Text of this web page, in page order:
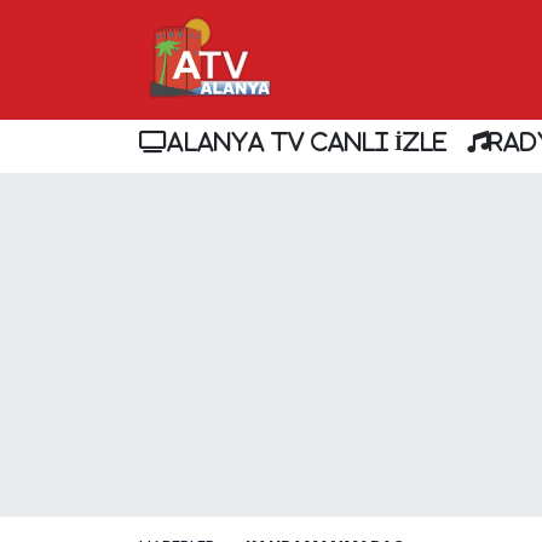
ALANYA TV CANLI İZLE